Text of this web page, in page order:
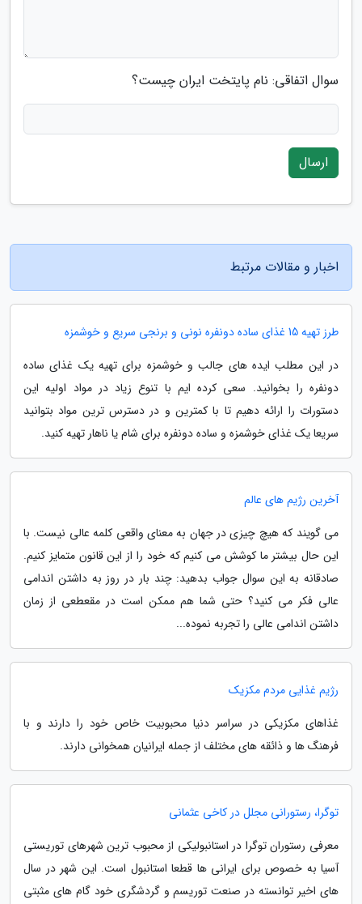
سوال اتفاقی: نام پایتخت ایران چیست؟
ارسال
اخبار و مقالات مرتبط
طرز تهیه 15 غذای ساده دونفره نونی و برنجی سریع و خوشمزه
در این مطلب ایده های جالب و خوشمزه برای تهیه یک غذای ساده
دونفره را بخوانید. سعی کرده ایم با تنوع زیاد در مواد اولیه این
دستورات را ارائه دهیم تا با کمترین و در دسترس ترین مواد بتوانید
سریعا یک غذای خوشمزه و ساده دونفره برای شام یا ناهار تهیه کنید.
آخرین رژیم های عالم
می گویند که هیچ چیزی در جهان به معنای واقعی کلمه عالی نیست. با
این حال بیشتر ما کوشش می کنیم که خود را از این قانون متمایز کنیم.
صادقانه به این سوال جواب بدهید: چند بار در روز به داشتن اندامی
عالی فکر می کنید؟ حتی شما هم ممکن است در مقعطعی از زمان
داشتن اندامی عالی را تجربه نموده...
رژیم غذایی مردم مکزیک
غذاهای مکزیکی در سراسر دنیا محبوبیت خاص خود را دارند و با
فرهنگ ها و ذائقه های مختلف از جمله ایرانیان همخوانی دارند.
توگرا، رستورانی مجلل در کاخی عثمانی
معرفی رستوران توگرا در استانبولیکی از محبوب ترین شهرهای توریستی
آسیا به خصوص برای ایرانی ها قطعا استانبول است. این شهر در سال
های اخیر توانسته در صنعت توریسم و گردشگری خود گام های مثبتی